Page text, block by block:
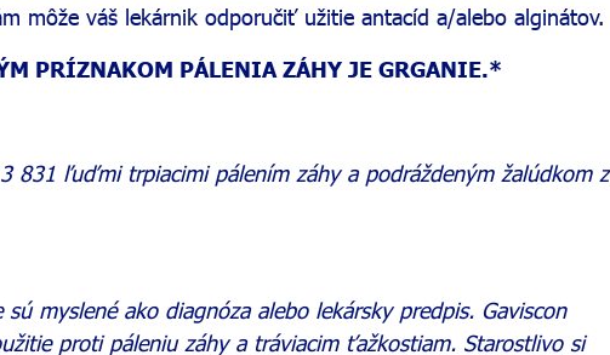
môže váš lekárnik odporučiť užitie antacíd a/alebo alginátov.
PRÍZNAKOM PÁLENIA ZÁHY JE GRGANIE.*
831 ľuďmi trpiacimi pálením záhy a podráždeným žalúdkom z
myslené ako diagnóza alebo lekársky predpis. Gaviscon
proti páleniu záhy a tráviacim ťažkostiam. Starostlivo si